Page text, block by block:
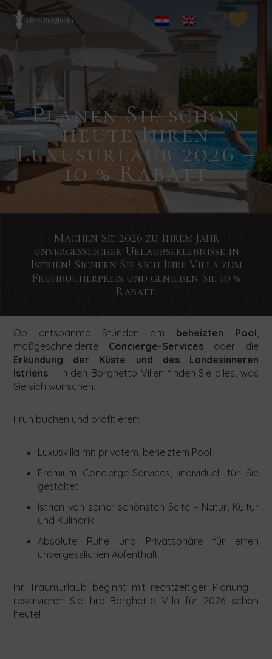
Planen Sie schon
heute Ihren
Luxusurlaub 2026 –
10 % Rabatt
Machen Sie 2026 zu Ihrem Jahr
unvergesslicher Urlaubserlebnisse in
Istrien! Sichern Sie sich Ihre Villa zum
Frühbucherpreis und genießen Sie 10 %
Rabatt.
Ob entspannte Stunden am beheizten Pool,
maßgeschneiderte Concierge-Services oder die
Erkundung der Küste und des Landesinneren
Istriens – in den Borghetto Villen finden Sie alles, was
Sie sich wünschen.
Früh buchen und profitieren:
Luxusvilla mit privatem, beheiztem Pool
Premium Concierge-Services, individuell für Sie
gestaltet
Istrien von seiner schönsten Seite – Natur, Kultur
und Kulinarik
Absolute Ruhe und Privatsphäre für einen
unvergesslichen Aufenthalt
Ihr Traumurlaub beginnt mit rechtzeitiger Planung –
reservieren Sie Ihre Borghetto Villa für 2026 schon
heute!
Klingt
interessant?
freut
uns!
Kontaktieren
Sie
uns
heute
und
Sie
Ihre
Anfrage
ein
Buchungsangebot
einen
Aufenthalt
unseren
Villen
über
das
Melden
Sie
für
unseren
Newsletter
an,
indem
das
Formular
ausfüllen.
Klingt
interessant?
uns!
Kontaktieren
Sie
uns
noch
buchen
Ihren
Aufenthalt
über
das
untenstehende
Formular.
Senden
Sie
Concierge-
Services,
indem
Sie
das
ausfüllen.
Klingt
interessant?
freut
uns!
Kontaktieren
Sie
uns
heute
und
Sie
Ihre
Anfrage
ein
Buchungsangebot
einen
Aufenthalt
unseren
Villen
über
das
Suchen
SUCHEN
Senden
Sie
Kleine
Hochzeiten,
indem
Sie
das
ausfüllen.
Senden
Sie
Teambuilding,
indem
Sie
das
untenstehende